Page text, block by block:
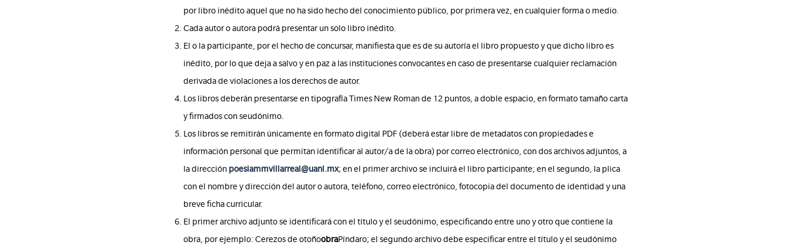
por libro inédito aquel que no ha sido hecho del conocimiento público, por primera vez, en cualquier forma o medio.
Cada autor o autora podrá presentar un solo libro inédito.
El o la participante, por el hecho de concursar, manifiesta que es de su autoría el libro propuesto y que dicho libro es
inédito, por lo que deja a salvo y en paz a las instituciones convocantes en caso de presentarse cualquier reclamación
derivada de violaciones a los derechos de autor.
Los libros deberán presentarse en tipografía Times New Roman de 12 puntos, a doble espacio, en formato tamaño carta
y firmados con seudónimo.
Los libros se remitirán únicamente en formato digital PDF (deberá estar libre de metadatos con propiedades e
información personal que permitan identificar al autor/a de la obra) por correo electrónico, con dos archivos adjuntos, a
la dirección poesiammvillarreal@uanl.mx; en el primer archivo se incluirá el libro participante; en el segundo, la plica
con el nombre y dirección del autor o autora, teléfono, correo electrónico, fotocopia del documento de identidad y una
breve ficha curricular.
El primer archivo adjunto se identificará con el título y el seudónimo, especificando entre uno y otro que contiene la
obra, por ejemplo: Cerezos de otoñoobraPíndaro; el segundo archivo debe especificar entre el título y el seudónimo